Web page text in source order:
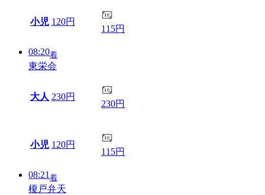
小児 120円
115円
08:20着
東栄会
大人 230円
230円
小児 120円
115円
08:21 着
榎戸弁天